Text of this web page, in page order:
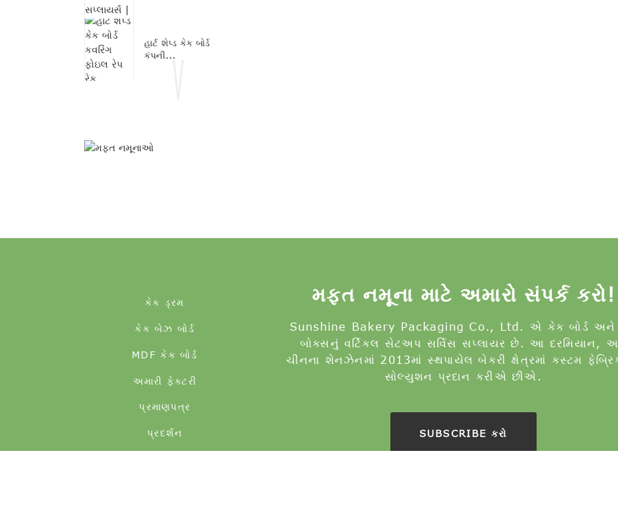
હાર્ટ શેપ્ડ કેક બોર્ડ
કંપની...
કેક ડ્રમ
કેક બેઝ બોર્ડ
MDF કેક બોર્ડ
અમારી ફેક્ટરી
પ્રમાણપત્ર
પ્રદર્શન
મફત નમૂના માટે અમારો સંપર્ક કરો!
Sunshine Bakery Packaging Co., Ltd. એ કેક બોર્ડ
બોક્સનું વર્ટિકલ સેટઅપ સર્વિસ સપ્લાયર છે. આ દરમિયાન,
ચીનના શેનઝેનમાં 2013માં સ્થપાયેલ બેકરી ક્ષેત્રમાં કસ્ટમ
સોલ્યુશન પ્રદાન કરીએ છીએ.
SUBSCRIBE કરો